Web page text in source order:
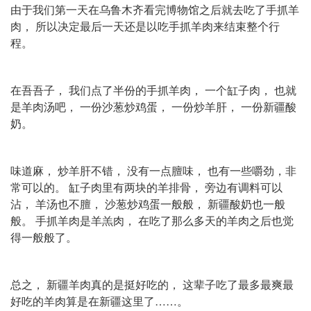
由于我们第一天在乌鲁木齐看完博物馆之后就去吃了手抓羊
肉， 所以决定最后一天还是以吃手抓羊肉来结束整个行
程。
在吾吾子， 我们点了半份的手抓羊肉， 一个缸子肉， 也就
是羊肉汤吧， 一份沙葱炒鸡蛋， 一份炒羊肝， 一份新疆酸
奶。
味道麻， 炒羊肝不错， 没有一点膻味， 也有一些嚼劲，非
常可以的。 缸子肉里有两块的羊排骨， 旁边有调料可以
沾， 羊汤也不膻， 沙葱炒鸡蛋一般般， 新疆酸奶也一般
般。 手抓羊肉是羊羔肉， 在吃了那么多天的羊肉之后也觉
得一般般了。
总之， 新疆羊肉真的是挺好吃的， 这辈子吃了最多最爽最
好吃的羊肉算是在新疆这里了……。